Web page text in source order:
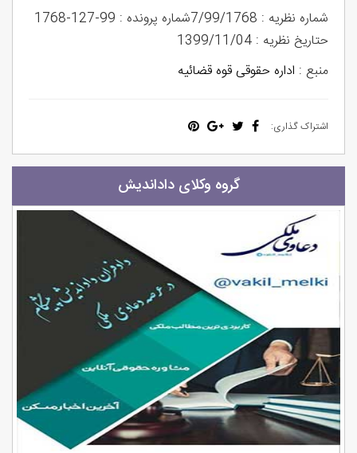
شماره نظریه : 7/99/1768شماره پرونده : 99-127-1768
حتاریخ نظریه : 1399/11/04
منبع : اداره حقوقی قوه قضائیه
اشتراک گذاری:
گروه وکلای داداندیش